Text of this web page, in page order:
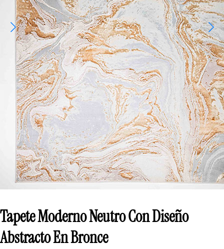
Tapete Moderno Neutro Con Diseño
Abstracto En Bronce